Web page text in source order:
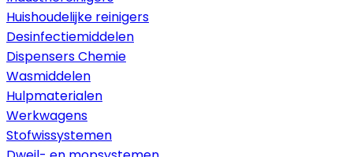
Huishoudelijke reinigers
Desinfectiemiddelen
Dispensers Chemie
Wasmiddelen
Hulpmaterialen
Werkwagens
Stofwissystemen